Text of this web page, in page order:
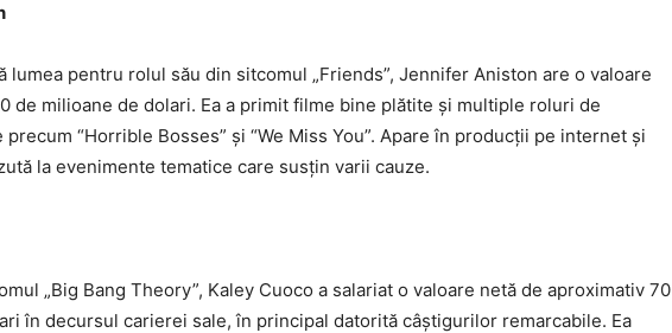
lumea pentru rolul său din sitcomul „Friends”, Jennifer Aniston are o valoare
de milioane de dolari. Ea a primit filme bine plătite și multiple roluri de
“Horrible Bosses” și “We Miss You”. Apare în producții pe internet și
la evenimente tematice care susțin varii cauze.
„Big Bang Theory”, Kaley Cuoco a salariat o valoare netă de aproximativ 70
în decursul carierei sale, în principal datorită câștigurilor remarcabile. Ea